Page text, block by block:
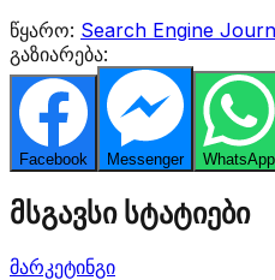
წყარო: Search Engine
გაზიარება:
Facebook Messenger WhatsApp
მსგავსი სტატიები
მარკეტინგი